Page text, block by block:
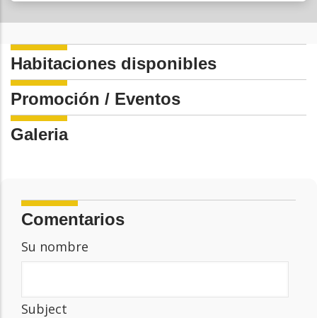
Habitaciones disponibles
Promoción / Eventos
Galeria
Comentarios
Su nombre
Subject